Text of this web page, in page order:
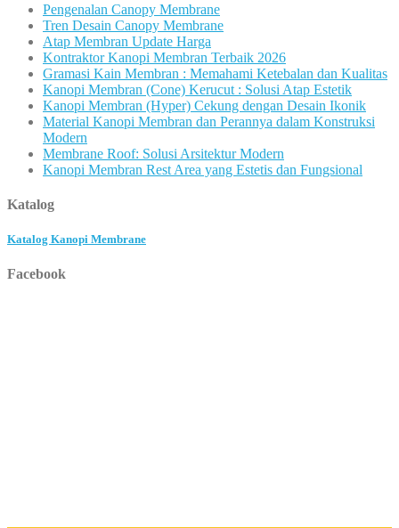
Pengenalan Canopy Membrane
Tren Desain Canopy Membrane
Atap Membran Update Harga
Kontraktor Kanopi Membran Terbaik 2026
Gramasi Kain Membran : Memahami Ketebalan dan Kualitas
Kanopi Membran (Cone) Kerucut : Solusi Atap Estetik
Kanopi Membran (Hyper) Cekung dengan Desain Ikonik
Material Kanopi Membran dan Perannya dalam Konstruksi
Modern
Membrane Roof: Solusi Arsitektur Modern
Kanopi Membran Rest Area yang Estetis dan Fungsional
Katalog
Katalog Kanopi Membrane
Facebook